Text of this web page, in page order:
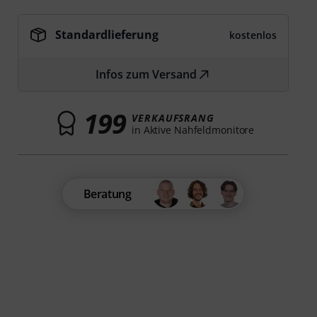
Standardlieferung kostenlos
Infos zum Versand
199 VERKAUFSRANG
in Aktive Nahfeldmonitore
Beratung